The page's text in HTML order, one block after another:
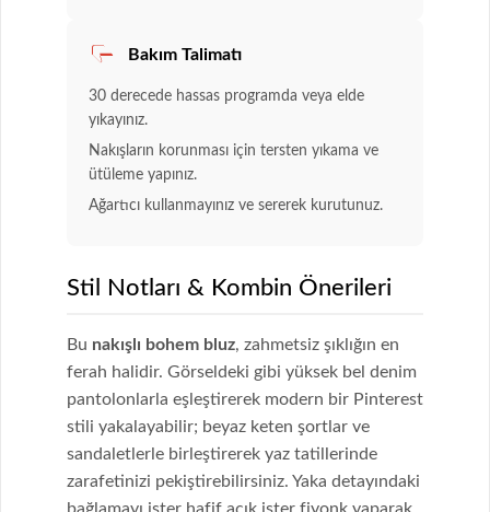
Bakım Talimatı
30 derecede hassas programda veya elde
yıkayınız.
Nakışların korunması için tersten yıkama ve
ütüleme yapınız.
Ağartıcı kullanmayınız ve sererek kurutunuz.
Stil Notları & Kombin Önerileri
Bu nakışlı bohem bluz, zahmetsiz şıklığın en
ferah halidir. Görseldeki gibi yüksek bel denim
pantolonlarla eşleştirerek modern bir Pinterest
stili yakalayabilir; beyaz keten şortlar ve
sandaletlerle birleştirerek yaz tatillerinde
zarafetinizi pekiştirebilirsiniz. Yaka detayındaki